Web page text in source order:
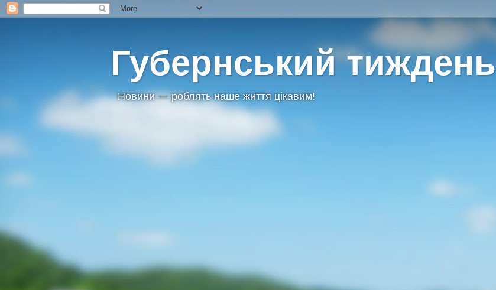
Губернський тиждень
Новини — роблять наше життя цікавим!